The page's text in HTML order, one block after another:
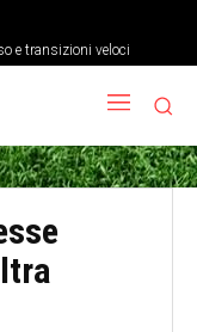
e transizioni veloci